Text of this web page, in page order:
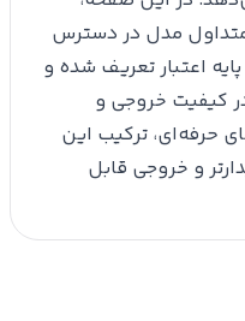
متداول مدل در دسترس
اعتبار تعریف شده و
کیفیت خروجی و
حرفه‌ای، ترکیب این
و خروجی قابل